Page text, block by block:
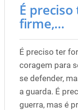
É
firme,...
É preciso ter
coragem para
se defender,
a guarda. É
guerra, mas é